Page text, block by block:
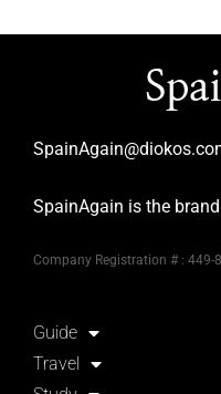
SpainAgain is the
Company Registration # : 449-
Guide
Travel